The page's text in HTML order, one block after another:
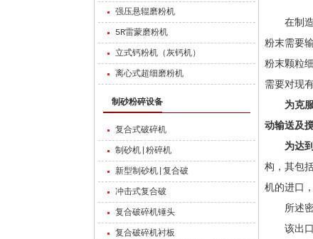
强压悬辊磨粉机
5R雷蒙磨粉机
立式钙粉机（灰钙机）
离心式超细磨粉机
制砂粉碎设备
复合式破碎机
制砂机|粉碎机
新型制砂机|复合破
冲击式复合破
复合破碎机锤头
复合破碎机衬板
在制造
粉末需要
粉末颗粒
需要对现
为克
动输送及
为达
构，其包
机的进口
所述密
该出口